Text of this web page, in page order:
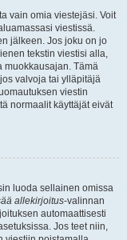
vain omia viestejäsi. Voit
viestissä.
jälkeen. Jos joku on jo
tekstin viestisi alla,
muokkausajan. Tämä
valvoja tai ylläpitäjä
viestin
normaalit käyttäjät eivät
luoda sellainen omissa
allekirjoitus-valinnan
automaattisesti
Jos teet niin,